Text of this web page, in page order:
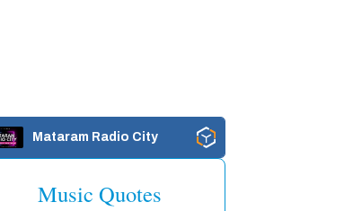
Mataram Radio City
Music Quotes